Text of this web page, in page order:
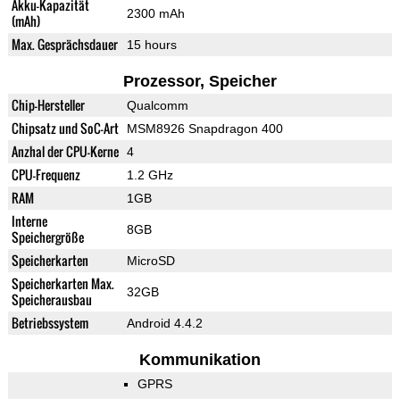
Akku-Kapazität
(mAh)
2300 mAh
Max. Gesprächsdauer 15 hours
Prozessor, Speicher
Chip-Hersteller Qualcomm
Chipsatz und SoC-Art MSM8926 Snapdragon 400
Anzhal der CPU-Kerne 4
CPU-Frequenz 1.2 GHz
RAM 1GB
Interne
Speichergröße
8GB
Speicherkarten MicroSD
Speicherkarten Max.
Speicherausbau
32GB
Betriebssystem Android 4.4.2
Kommunikation
GPRS